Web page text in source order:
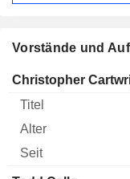
Vorstände und
Manager Titel Alter
Christopher